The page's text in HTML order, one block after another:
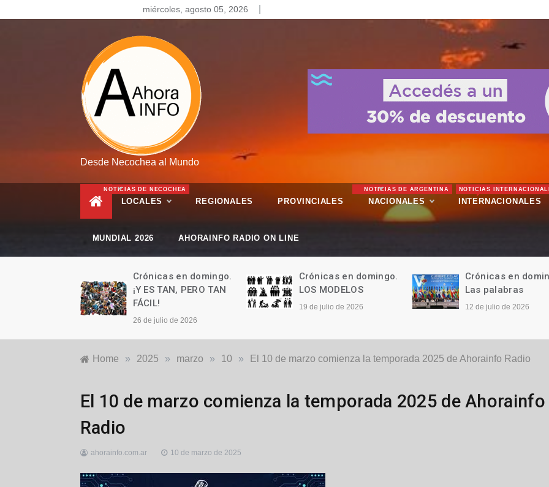
to
miércoles, agosto 05, 2026
Desde Necochea al Mundo
LOCALES
NOTICIAS DE NECOCHEA
REGIONALES PROVINCIALES NACIONALES
NOTICIAS DE ARGENTINA
INTERNACIONALES
NOTICIAS
MUNDIAL 2026 AHORAINFO RADIO ON LINE
Crónicas en domingo.
¡Y ES TAN, PERO TAN
FÁCIL!
26 de julio de 2026
Crónicas en domingo.
LOS MODELOS
19 de julio de 2026
Crónicas en
Las palabras
12 de julio de 2026
Home » 2025 » marzo » 10 » El 10 de marzo comienza la temporada 2025 de Ahorainfo Radio
Destacadas
,
Generales ,
Locales
El 10 de marzo comienza la temporada 2025 de Ahorainfo
Radio
ahorainfo.com.ar 10 de marzo de 2025